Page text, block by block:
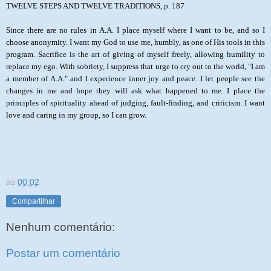
TWELVE STEPS AND TWELVE TRADITIONS, p. 187
Since there are no rules in A.A. I place myself where I want to be, and so I
choose anonymity. I want my God to use me, humbly, as one of His tools in this
program. Sacrifice is the art of giving of myself freely, allowing humility to
replace my ego. With sobriety, I suppress that urge to cry out to the world, "I am
a member of A.A." and I experience inner joy and peace. I let people see the
changes in me and hope they will ask what happened to me. I place the
principles of spirituality ahead of judging, fault-finding, and criticism. I want
love and caring in my group, so I can grow.
às 00:02
Compartilhar
Nenhum comentário:
Postar um comentário